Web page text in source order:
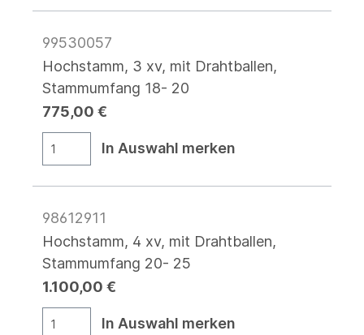
99530057
Hochstamm, 3 xv, mit Drahtballen,
Stammumfang 18- 20
775,00 €
In Auswahl merken
98612911
Hochstamm, 4 xv, mit Drahtballen,
Stammumfang 20- 25
1.100,00 €
In Auswahl merken